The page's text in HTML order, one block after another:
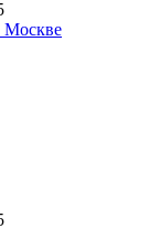
Москве